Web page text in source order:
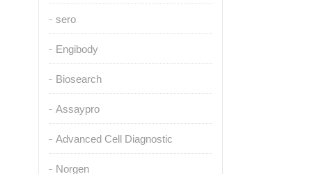
sero
Engibody
Biosearch
Assaypro
Advanced Cell Diagnostic
Norgen